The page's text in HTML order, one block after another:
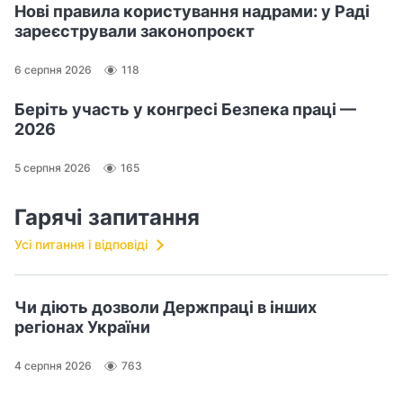
Нові правила користування надрами: у Раді
зареєстрували законопроєкт
6 серпня 2026 118
Беріть участь у конгресі Безпека праці —
2026
5 серпня 2026 165
Гарячі запитання
Усі питання і відповіді
Чи діють дозволи Держпраці в інших
регіонах України
4 серпня 2026 763